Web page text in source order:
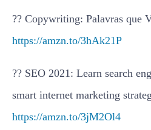
?? Copywriting: Palavras que
https://amzn.to/3hAk21P
?? SEO 2021: Learn search
smart internet marketing
https://amzn.to/3jM2Ol4